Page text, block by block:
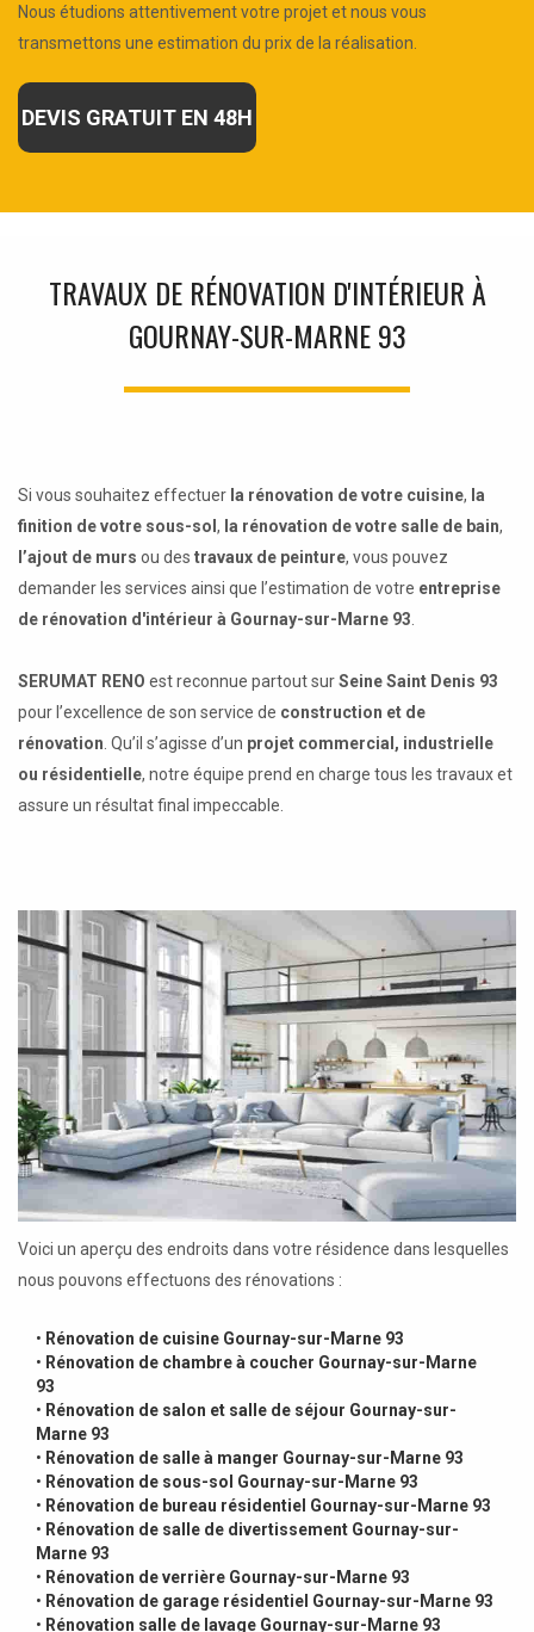
Nous étudions attentivement votre projet et nous vous
transmettons une estimation du prix de la réalisation.
DEVIS GRATUIT EN 48H
TRAVAUX DE RÉNOVATION D'INTÉRIEUR À
GOURNAY-SUR-MARNE 93
Si vous souhaitez effectuer la rénovation de votre cuisine, la
finition de votre sous-sol , la rénovation de votre salle de bain,
l’ajout de murs ou des travaux de peinture, vous pouvez
demander les services ainsi que l’estimation de votre entreprise
de rénovation d'intérieur à Gournay-sur-Marne 93
SERUMAT RENO est reconnue partout surSeine Saint Denis 93
pour l’excellence de son service de construction et de
rénovation . Qu’il s’agisse d’un projet commercial, industrielle
ou résidentielle, notre équipe prend en charge tous les travaux et
assure un résultat final impeccable.
Voici un aperçu des endroits dans votre résidence dans lesquelles
nous pouvons effectuons des rénovations :
• Rénovation de cuisine Gournay-sur-Marne 93
• Rénovation de chambre à coucher Gournay-sur-Marne
93
• Rénovation de salon et salle de séjour Gournay-sur-
Marne 93
• Rénovation de salle à manger Gournay-sur-Marne 93
• Rénovation de sous-sol Gournay-sur-Marne 93
• Rénovation de bureau résidentiel Gournay-sur-Marne 93
• Rénovation de salle de divertissement Gournay-sur-
Marne 93
• Rénovation de verrière Gournay-sur-Marne 93
• Rénovation de garage résidentiel Gournay-sur-Marne 93
• Rénovation salle de lavage Gournay-sur-Marne 93